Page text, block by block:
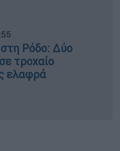
Ρόδο: Δύο
τροχαίο
ελαφρά